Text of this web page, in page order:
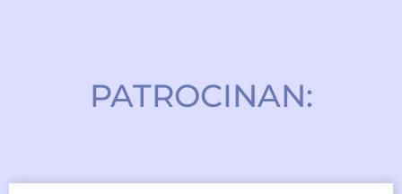
PATROCINAN: